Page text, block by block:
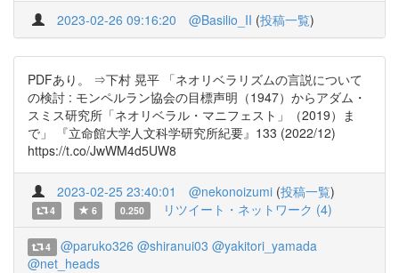
2023-02-26 09:16:20 @Basilio_II (投稿一覧)
PDFあり。 ⇒下村 晃平 「ネオリベラリズムの言説について
の検討 : モンペルラン協会の目標声明（1947）からアダム・
スミス研究所「ネオリベラル・マニフェスト」（2019）ま
で」 『立命館大学人文科学研究所紀要』133 (2022/12)
https://t.co/JwWM4d5UW8
2023-02-25 23:40:01 @nekonoizumi (投稿一覧)
4 6 0.250 リツイート・ネットワーク (4)
4 @paruko326 @shiranui03 @yakitori_yamada
@net_heads